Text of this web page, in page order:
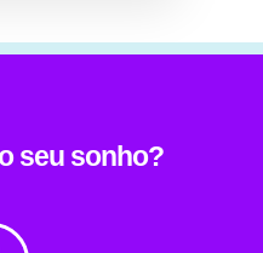
seu sonho?